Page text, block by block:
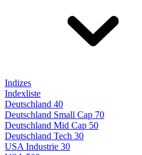
Indizes
Indexliste
Deutschland 40
Deutschland Small Cap 70
Deutschland Mid Cap 50
Deutschland Tech 30
USA Industrie 30